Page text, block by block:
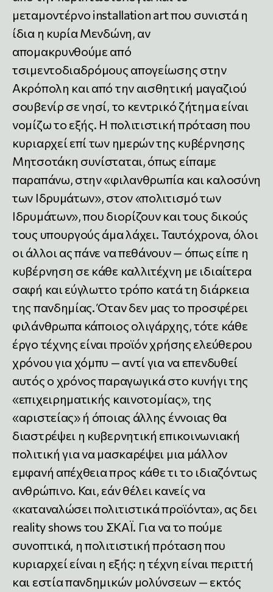
μεταμοντέρνο installation art που συνιστά η
ίδια η κυρία Μενδώνη, αν
απομακρυνθούμε από
τσιμεντοδιαδρόμους απογείωσης στην
Ακρόπολη και από την αισθητική μαγαζιού
σουβενίρ σε νησί, το κεντρικό ζήτημα είναι
νομίζω το εξής. Η πολιτιστική πρόταση που
κυριαρχεί επί των ημερών της κυβέρνησης
Μητσοτάκη συνίσταται, όπως είπαμε
παραπάνω, στην «φιλανθρωπία και καλοσύνη
των Ιδρυμάτων», στον «πολιτισμό των
Ιδρυμάτων», που διορίζουν και τους δικούς
τους υπουργούς άμα λάχει. Ταυτόχρονα, όλοι
οι άλλοι ας πάνε να πεθάνουν — όπως είπε η
κυβέρνηση σε κάθε καλλιτέχνη με ιδιαίτερα
σαφή και εύγλωττο τρόπο κατά τη διάρκεια
της πανδημίας. Όταν δεν μας το προσφέρει
φιλάνθρωπα κάποιος ολιγάρχης, τότε κάθε
έργο τέχνης είναι προϊόν χρήσης ελεύθερου
χρόνου για χόμπυ — αντί για να επενδυθεί
αυτός ο χρόνος παραγωγικά στο κυνήγι της
«επιχειρηματικής καινοτομίας», της
«αριστείας» ή όποιας άλλης έννοιας θα
διαστρέψει η κυβερνητική επικοινωνιακή
πολιτική για να μασκαρέψει μια μάλλον
εμφανή απέχθεια προς κάθε τι το ιδιαζόντως
ανθρώπινο. Και, εάν θέλει κανείς να
«καταναλώσει πολιτιστικά προϊόντα», ας δει
reality shows του ΣΚΑΪ. Για να το πούμε
συνοπτικά, η πολιτιστική πρόταση που
κυριαρχεί είναι η εξής: η τέχνη είναι περιττή
και εστία πανδημικών μολύνσεων — εκτός